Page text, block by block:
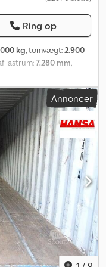
Ring op
kg, tomvægt: 2.900
lastrum:7.280 mm
rullegitter,
med profileret
lister *
Teleskopiske støtteben
SICOM Credpfeqgd I
2,27 m * Let rust
ved rulleporten
Annoncer